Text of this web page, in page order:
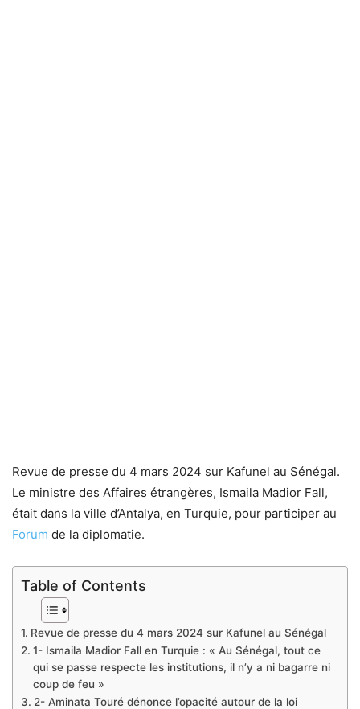
Revue de presse du 4 mars 2024 sur Kafunel au Sénégal.
Le ministre des Affaires étrangères, Ismaila Madior Fall,
était dans la ville d’Antalya, en Turquie, pour participer au
Forum de la diplomatie.
Table of Contents
Revue de presse du 4 mars 2024 sur Kafunel au Sénégal
1- Ismaila Madior Fall en Turquie : « Au Sénégal, tout ce
qui se passe respecte les institutions, il n’y a ni bagarre ni
coup de feu »
2- Aminata Touré dénonce l’opacité autour de la loi